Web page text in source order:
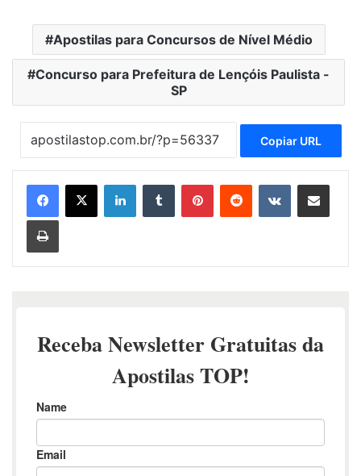
Apostilas para Concursos de Nível Médio
Concurso para Prefeitura de Lençóis Paulista -
SP
Copiar URL
LinkedinTumblr PinterestReddit VK Compartilhar via e-mail
Imprimir